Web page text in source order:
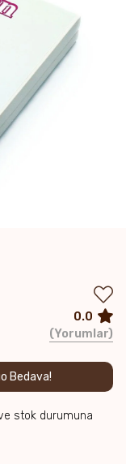
Bedava!
stok durumuna
0.0
Yorumlar